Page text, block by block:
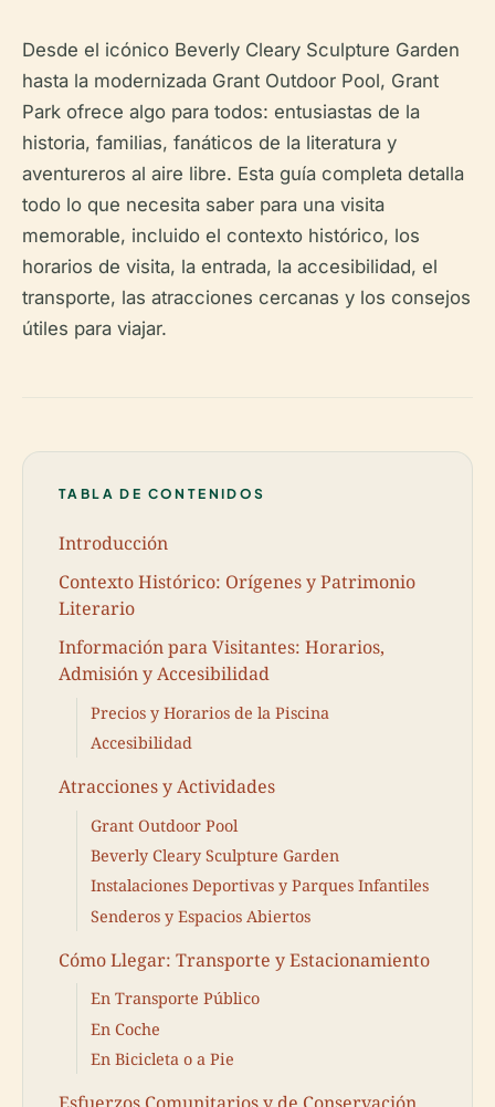
Desde el icónico Beverly Cleary Sculpture Garden
hasta la modernizada Grant Outdoor Pool, Grant
Park ofrece algo para todos: entusiastas de la
historia, familias, fanáticos de la literatura y
aventureros al aire libre. Esta guía completa detalla
todo lo que necesita saber para una visita
memorable, incluido el contexto histórico, los
horarios de visita, la entrada, la accesibilidad, el
transporte, las atracciones cercanas y los consejos
útiles para viajar.
TABLA DE CONTENIDOS
Introducción
Contexto Histórico: Orígenes y Patrimonio
Literario
Información para Visitantes: Horarios,
Admisión y Accesibilidad
Precios y Horarios de la Piscina
Accesibilidad
Atracciones y Actividades
Grant Outdoor Pool
Beverly Cleary Sculpture Garden
Instalaciones Deportivas y Parques Infantiles
Senderos y Espacios Abiertos
Cómo Llegar: Transporte y Estacionamiento
En Transporte Público
En Coche
En Bicicleta o a Pie